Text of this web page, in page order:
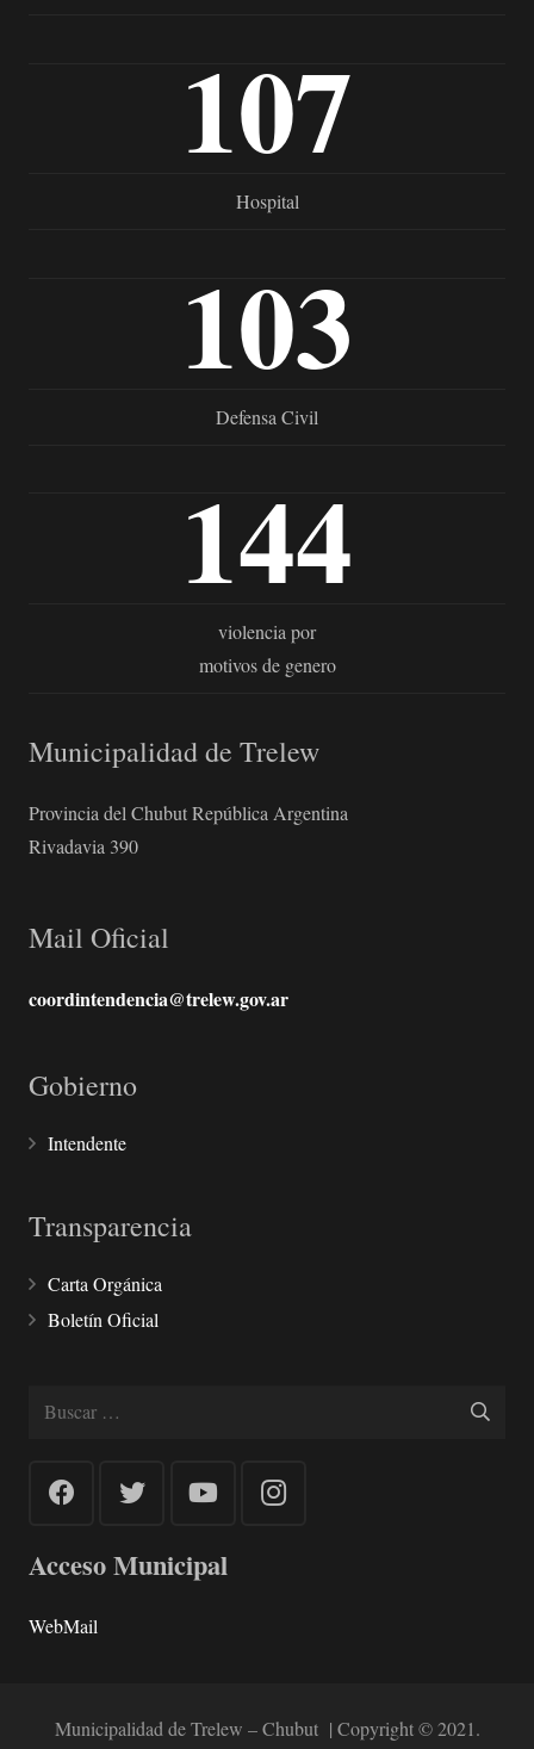
107
Hospital
103
Defensa Civil
144
violencia por
motivos de genero
Municipalidad de Trelew
Provincia del Chubut República Argentina
Rivadavia 390
Mail Oficial
coordintendencia@trelew.gov.ar
Gobierno
Intendente
Transparencia
Carta Orgánica
Boletín Oficial
Buscar:
Acceso Municipal
WebMail
Municipalidad de Trelew – Chubut | Copyright © 2021.